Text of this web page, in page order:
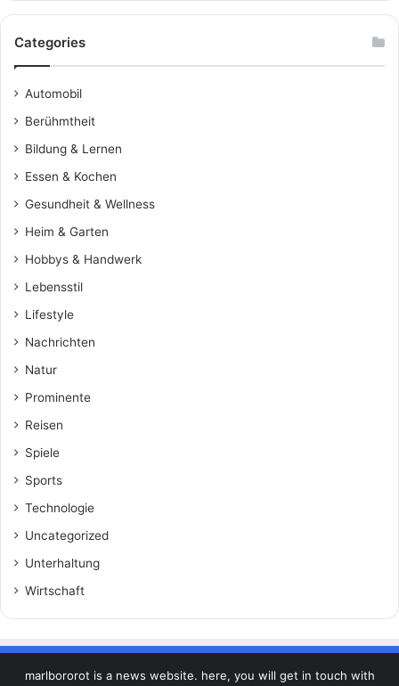
Categories
Automobil
Berühmtheit
Bildung & Lernen
Essen & Kochen
Gesundheit & Wellness
Heim & Garten
Hobbys & Handwerk
Lebensstil
Lifestyle
Nachrichten
Natur
Prominente
Reisen
Spiele
Sports
Technologie
Uncategorized
Unterhaltung
Wirtschaft
marlbororot is a news website. here, you will get in touch with